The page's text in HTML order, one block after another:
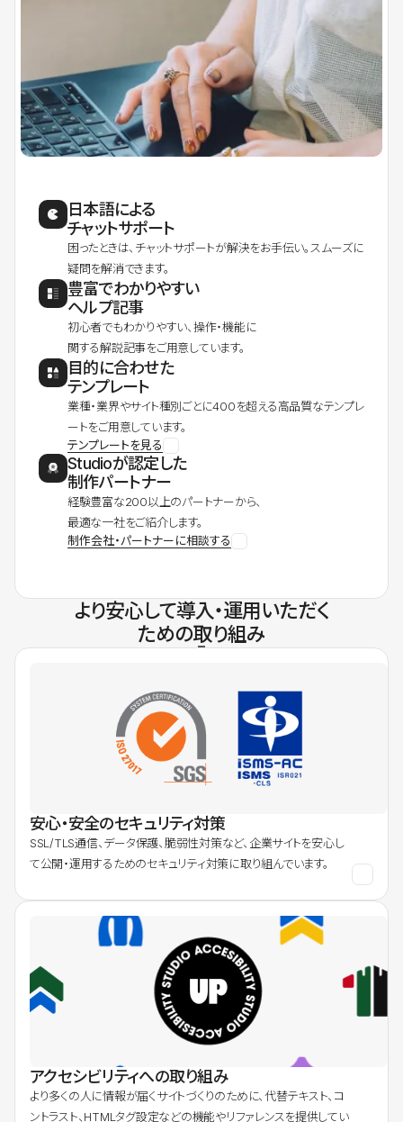
日本語による
チャットサポート
困ったときは、チャットサポートが解決をお手伝い。スムーズに
疑問を解消できます。
豊富でわかりやすい
ヘルプ記事
初心者でもわかりやすい、操作・機能に
関する解説記事をご用意しています。
目的に合わせた
テンプレート
業種・業界やサイト種別ごとに400を超える高品質なテンプレ
ートをご用意しています。
テンプレートを見る
Studioが認定した
制作パートナー
経験豊富な200以上のパートナーから、
最適な一社をご紹介します。
制作会社・パートナーに相談する
より安心して導入・運用いただく
ための取り組み
安心・安全のセキュリティ対策
SSL/TLS通信、データ保護、脆弱性対策など、企業サイトを安心し
て公開・運用するためのセキュリティ対策に取り組んでいます。
アクセシビリティへの取り組み
より多くの人に情報が届くサイトづくりのために、代替テキスト、コ
ントラスト、HTMLタグ設定などの機能やリファレンスを提供してい